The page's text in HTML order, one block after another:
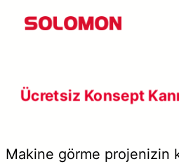
İçeriğe
Ücretsiz Konsept
Makine görme projenizin